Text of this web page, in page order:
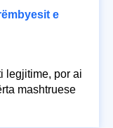
e
legjitime, por ai
mashtruese